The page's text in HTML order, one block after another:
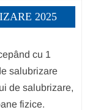
2025
cu 1
salubrizare
de salubrizare,
fizice.